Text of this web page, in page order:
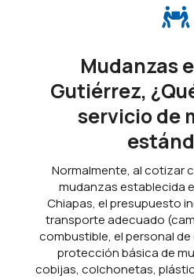

Mudanzas
Gutiérrez,
servicio de
Normalmente, al cotizar
mudanzas establecida
Chiapas, el presupuesto
transporte adecuado
combustible, el personal
protección básica de
cobijas, colchonetas,